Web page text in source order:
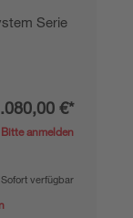
Serie
€*
Bitte anmelden
Sofort verfügbar